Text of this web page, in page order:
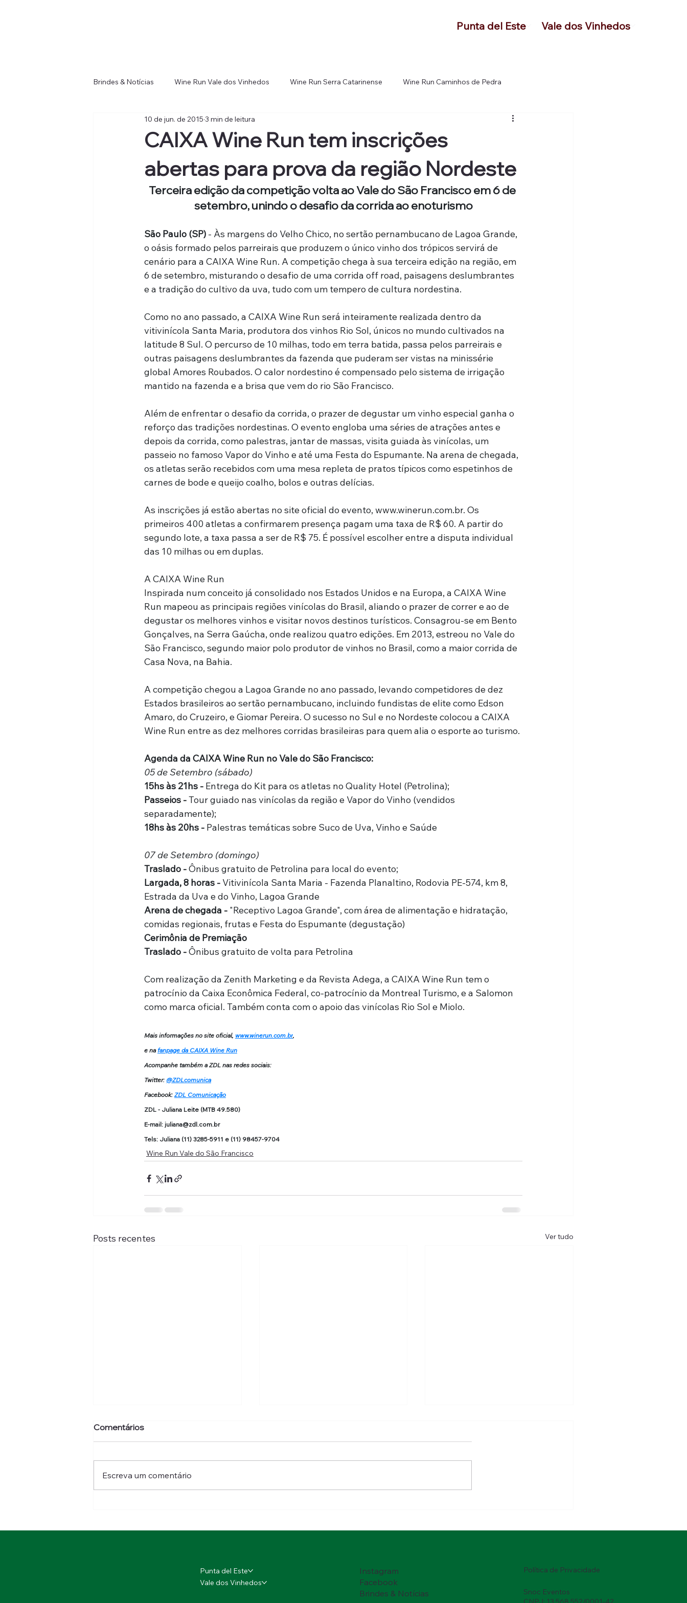
Punta del Este Vale dos Vinhedos
Brindes & Notícias Wine Run Vale dos Vinhedos Wine Run Serra Catarinense Wine Run Caminhos de Pedra
Wine Run Punta del Este Wine Run Vale do São Francisco
CAIXA Wine Run tem inscrições
abertas para prova da região Nordeste
10 de jun. de 2015 3 min de leitura
Terceira edição da competição volta ao Vale do São Francisco em 6 de
setembro, unindo o desafio da corrida ao enoturismo
São Paulo (SP) - Às margens do Velho Chico, no sertão pernambucano de Lagoa Grande,
o oásis formado pelos parreirais que produzem o único vinho dos trópicos servirá de
cenário para a CAIXA Wine Run. A competição chega à sua terceira edição na região, em
6 de setembro, misturando o desafio de uma corrida off road, paisagens deslumbrantes
e a tradição do cultivo da uva, tudo com um tempero de cultura nordestina.
Como no ano passado, a CAIXA Wine Run será inteiramente realizada dentro da
vitivinícola Santa Maria, produtora dos vinhos Rio Sol, únicos no mundo cultivados na
latitude 8 Sul. O percurso de 10 milhas, todo em terra batida, passa pelos parreirais e
outras paisagens deslumbrantes da fazenda que puderam ser vistas na minissérie
global Amores Roubados. O calor nordestino é compensado pelo sistema de irrigação
mantido na fazenda e a brisa que vem do rio São Francisco.
Além de enfrentar o desafio da corrida, o prazer de degustar um vinho especial ganha o
reforço das tradições nordestinas. O evento engloba uma séries de atrações antes e
depois da corrida, como palestras, jantar de massas, visita guiada às vinícolas, um
passeio no famoso Vapor do Vinho e até uma Festa do Espumante. Na arena de chegada,
os atletas serão recebidos com uma mesa repleta de pratos típicos como espetinhos de
carnes de bode e queijo coalho, bolos e outras delícias.
As inscrições já estão abertas no site oficial do evento, www.winerun.com.br. Os
primeiros 400 atletas a confirmarem presença pagam uma taxa de R$ 60. A partir do
segundo lote, a taxa passa a ser de R$ 75. É possível escolher entre a disputa individual
das 10 milhas ou em duplas.
A CAIXA Wine Run
Inspirada num conceito já consolidado nos Estados Unidos e na Europa, a CAIXA Wine
Run mapeou as principais regiões vinícolas do Brasil, aliando o prazer de correr e ao de
degustar os melhores vinhos e visitar novos destinos turísticos. Consagrou-se em Bento
Gonçalves, na Serra Gaúcha, onde realizou quatro edições. Em 2013, estreou no Vale do
São Francisco, segundo maior polo produtor de vinhos no Brasil, como a maior corrida de
Casa Nova, na Bahia.
A competição chegou a Lagoa Grande no ano passado, levando competidores de dez
Estados brasileiros ao sertão pernambucano, incluindo fundistas de elite como Edson
Amaro, do Cruzeiro, e Giomar Pereira. O sucesso no Sul e no Nordeste colocou a CAIXA
Wine Run entre as dez melhores corridas brasileiras para quem alia o esporte ao turismo.
Agenda da CAIXA Wine Run no Vale do São Francisco:
05 de Setembro (sábado)
15hs às 21hs - Entrega do Kit para os atletas no Quality Hotel (Petrolina);
Passeios - Tour guiado nas vinícolas da região e Vapor do Vinho (vendidos
separadamente);
18hs às 20hs - Palestras temáticas sobre Suco de Uva, Vinho e Saúde
07 de Setembro (domingo)
Traslado - Ônibus gratuito de Petrolina para local do evento;
Largada, 8 horas - Vitivinícola Santa Maria - Fazenda Planaltino, Rodovia PE-574, km 8,
Estrada da Uva e do Vinho, Lagoa Grande
Arena de chegada - "Receptivo Lagoa Grande", com área de alimentação e hidratação,
comidas regionais, frutas e Festa do Espumante (degustação)
Cerimônia de Premiação
Traslado - Ônibus gratuito de volta para Petrolina
Com realização da Zenith Marketing e da Revista Adega, a CAIXA Wine Run tem o
patrocínio da Caixa Econômica Federal, co-patrocínio da Montreal Turismo, e a Salomon
como marca oficial. Também conta com o apoio das vinícolas Rio Sol e Miolo.
Mais informações no site oficial, www.winerun.com.br,
e na fanpage da CAIXA Wine Run
Acompanhe também a ZDL nas redes sociais:
Twitter: @ZDLcomunica
Facebook: ZDL Comunicação
ZDL - Juliana Leite (MTB 49.580)
E-mail: juliana@zdl.com.br
Tels: Juliana (11) 3285-5911 e (11) 98457-9704
Wine Run Vale do São Francisco
Posts recentes Ver tudo
de conhecer cultura e
Francisco abre inscrições
e a cultura do sertão
Comentários
Escreva um comentário
Punta del Este
Vale dos Vinhedos
Instagram
Facebook
Brindes & Notícias
Política de Privacidade
Snoc Eventos